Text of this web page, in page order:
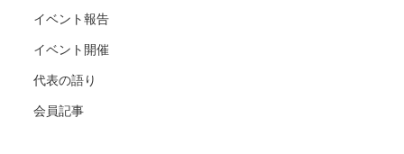
イベント報告
イベント開催
代表の語り
会員記事